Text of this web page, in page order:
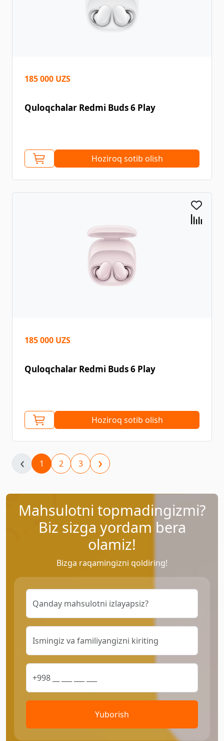
185 000 UZS
Quloqchalar Redmi Buds 6 Play
Hoziroq sotib olish
185 000 UZS
Quloqchalar Redmi Buds 6 Play
Hoziroq sotib olish
‹ 1 2 3 ›
Mahsulotni topmadingizmi?
Biz sizga yordam bera
olamiz!
Bizga raqamingizni qoldiring!
Yuborish